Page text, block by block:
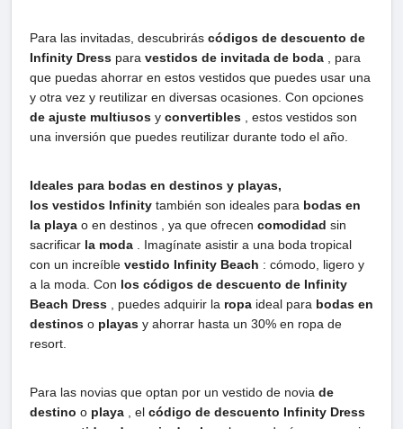
Para las invitadas, descubrirás códigos de descuento de
Infinity Dress para vestidos de invitada de boda , para
que puedas ahorrar en estos vestidos que puedes usar una
y otra vez y reutilizar en diversas ocasiones. Con opciones
de ajuste multiusos y convertibles , estos vestidos son
una inversión que puedes reutilizar durante todo el año.
Ideales para bodas en destinos y playas,
los vestidos Infinity también son ideales para bodas en
la playa o en destinos , ya que ofrecen comodidad sin
sacrificar la moda . Imagínate asistir a una boda tropical
con un increíble vestido Infinity Beach : cómodo, ligero y
a la moda. Con los códigos de descuento de Infinity
Beach Dress , puedes adquirir la ropa ideal para bodas en
destinos o playas y ahorrar hasta un 30% en ropa de
resort.
Para las novias que optan por un vestido de novia de
destino o playa , el código de descuento Infinity Dress